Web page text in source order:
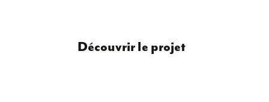
Découvrir le projet